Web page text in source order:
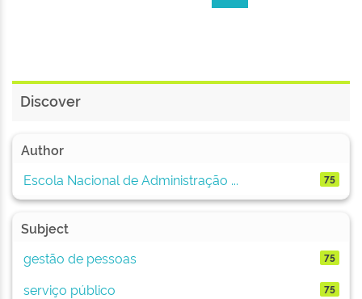
Discover
Author
Escola Nacional de Administração ...
75
Subject
gestão de pessoas
75
serviço público 75